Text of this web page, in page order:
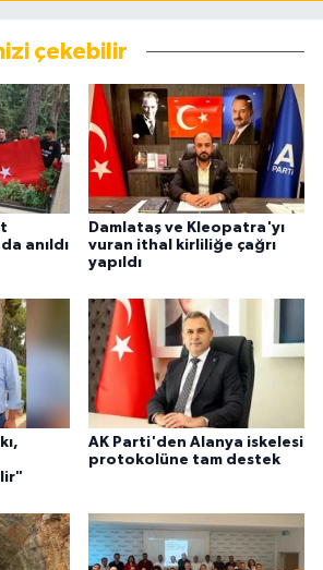
çekebilir
anıldı
Damlataş ve Kleopatra'yı
vuran ithal kirliliğe çağrı
yapıldı
AK Parti'den Alanya iskelesi
protokolüne tam destek